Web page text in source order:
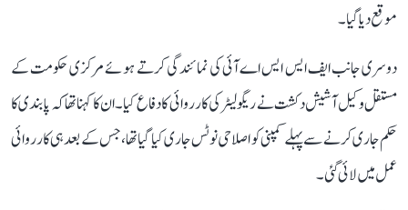
موقع دیا گیا۔
دوسری جانب ایف ایس ایس اے آئی کی نمائندگی کرتے ہوئے مرکزی حکومت کے
مستقل وکیل آشیش دکشت نے ریگولیٹر کی کارروائی کا دفاع کیا۔ ان کا کہنا تھا کہ پابندی کا
حکم جاری کرنے سے پہلے کمپنی کو اصلاحی نوٹس جاری کیا گیا تھا، جس کے بعد ہی کارروائی
عمل میں لائی گئی۔